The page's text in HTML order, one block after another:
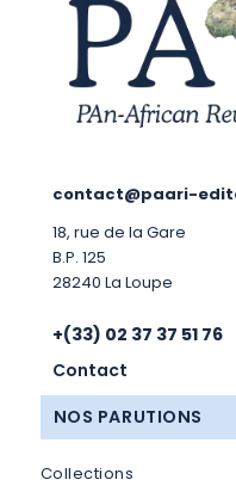
contact@paari-
18, rue de la Gare
B.P. 125
28240 La Loupe
+(33) 02 37 37 51 76
Contact
NOS PARUTIONS
Collections